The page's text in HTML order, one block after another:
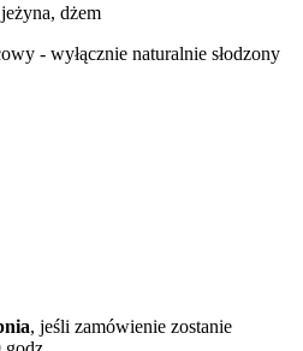
dżem
- wyłącznie naturalnie słodzony
, jeśli zamówienie zostanie